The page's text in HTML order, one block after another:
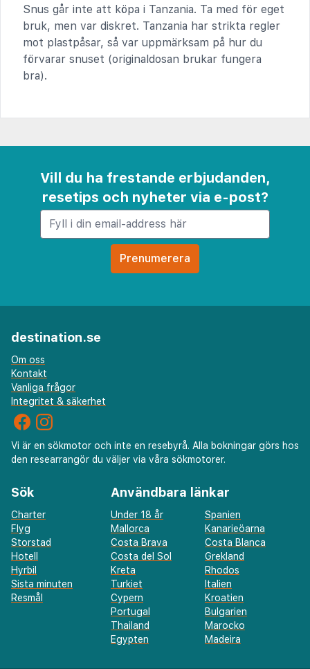
Snus går inte att köpa i Tanzania. Ta med för eget
bruk, men var diskret. Tanzania har strikta regler
mot plastpåsar, så var uppmärksam på hur du
förvarar snuset (originaldosan brukar fungera
bra).
Vill du ha frestande erbjudanden,
resetips och nyheter via e-post?
destination.se
Om oss
Kontakt
Vanliga frågor
Integritet & säkerhet
Vi är en sökmotor och inte en resebyrå. Alla bokningar görs hos
den researrangör du väljer via våra sökmotorer.
Sök
Charter
Flyg
Storstad
Hotell
Hyrbil
Sista minuten
Resmål
Användbara länkar
Under 18 år
Spanien
Mallorca
Kanarieöarna
Costa Brava
Costa Blanca
Costa del Sol
Grekland
Kreta
Rhodos
Turkiet
Italien
Cypern
Kroatien
Portugal
Bulgarien
Thailand
Marocko
Egypten
Madeira